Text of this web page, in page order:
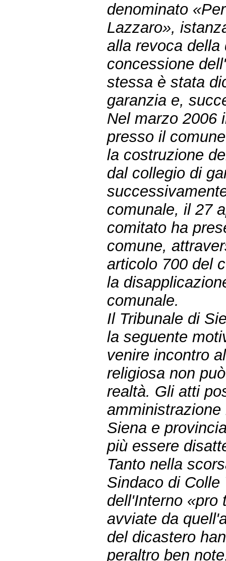
denominato
Lazzaro»,
alla revoca della
concessione
stessa è stata
garanzia e,
Nel marzo 2006
presso il
la costruzione
dal collegio di
comunale, il 27
comitato ha
comune,
articolo 700 del
la
comunale.
Il Tribunale di
la seguente
venire incontro
religiosa non
realtà. Gli atti
Siena e
più essere
Tanto nella
Sindaco di
dell'Interno «pro
avviate da
del dicastero
peraltro ben